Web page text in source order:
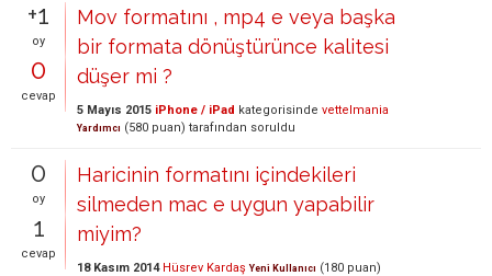
+1
oy
0
cevap
Mov formatını , mp4 e veya başka
bir formata dönüştürünce kalitesi
düşer mi ?
5 Mayıs 2015 iPhone / iPad kategorisinde vettelmania
Yardımcı (580 puan) tarafından soruldu
0
oy
1
cevap
Haricinin formatını içindekileri
silmeden mac e uygun yapabilir
miyim?
18 Kasım 2014 Hüsrev Kardaş Yeni Kullanıcı (180 puan)